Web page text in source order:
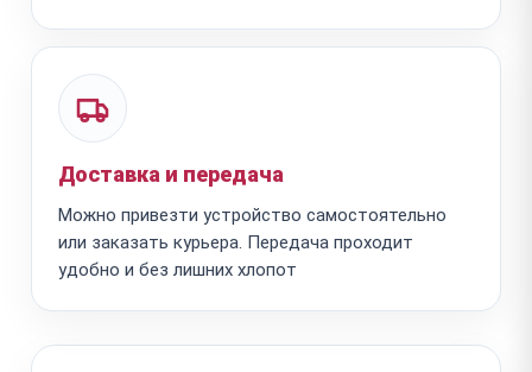
Доставка и передача
Можно привезти устройство самостоятельно
или заказать курьера. Передача проходит
удобно и без лишних хлопот